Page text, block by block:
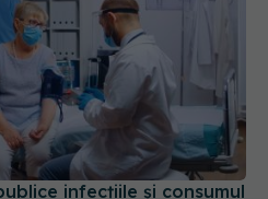
infecțiile și consumul
pregătite de Ministerul